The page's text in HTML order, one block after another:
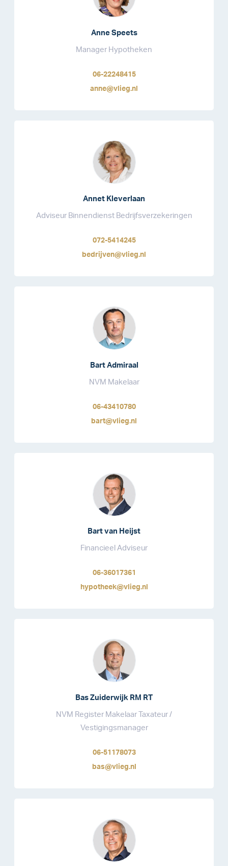
Anne Speets
Manager Hypotheken
06-22248415
anne@vlieg.nl
Annet Kleverlaan
Adviseur Binnendienst Bedrijfsverzekeringen
072-5414245
bedrijven@vlieg.nl
Bart Admiraal
NVM Makelaar
06-43410780
bart@vlieg.nl
Bart van Heijst
Financieel Adviseur
06-36017361
hypotheek@vlieg.nl
Bas Zuiderwijk RM RT
NVM Register Makelaar Taxateur /
Vestigingsmanager
06-51178073
bas@vlieg.nl